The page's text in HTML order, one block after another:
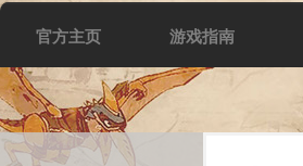
官方主页 游戏指南